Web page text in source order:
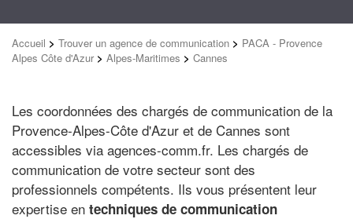
Accueil > Trouver un agence de communication > PACA - Provence
Alpes Côte d'Azur > Alpes-Maritimes > Cannes
Les coordonnées des chargés de communication de la
Provence-Alpes-Côte d'Azur et de Cannes sont
accessibles via agences-comm.fr. Les chargés de
communication de votre secteur sont des
professionnels compétents. Ils vous présentent leur
expertise en techniques de communication